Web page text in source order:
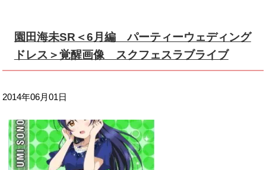
園田海未SR＜6月編 パーティーウェディング
ドレス＞覚醒画像 スクフェスラブライブ
2014年06月01日